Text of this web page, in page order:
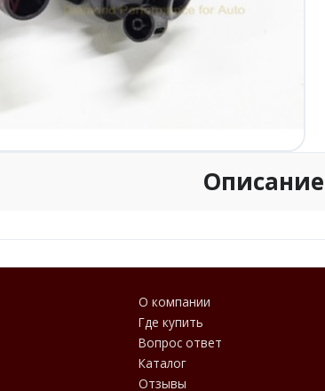
Описание
О компании
Где купить
Вопрос ответ
Каталог
Отзывы